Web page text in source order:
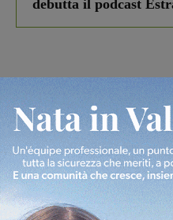
debutta il podcast
Più lette
Figline Incisa Valdarno 1
Piscina di Figline
Pnrr, il gruppo di
ringraziamento al